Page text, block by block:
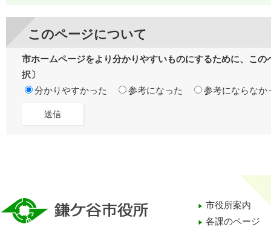
このページについて
市ホームページをより分かりやすいものにするために、こ
択〕
分かりやすかった
参考になった 参考にならなか
市役所案内
各課のページ